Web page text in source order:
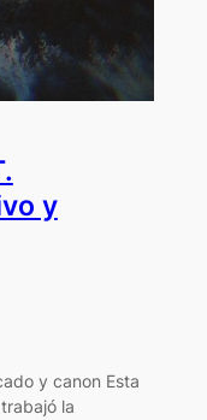
y
y canon Esta
la